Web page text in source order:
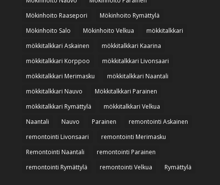
Mökinhoito Raasepori
Mökinhoito Rymättylä
Mökinhoito Salo
Mökinhoito Velkua
mökkitalkkari
mökkitalkkari Askainen
mökkitalkkari Kaarina
mökkitalkkari Korppoo
mökkitalkkari Livonsaari
mökkitalkkari Merimasku
mökkitalkkari Naantali
mökkitalkkari Nauvo
Mökkitalkkari Parainen
mökkitalkkari Rymättylä
mökkitalkkari Velkua
Naantali
Nauvo Parainen
remontointi Askainen
remontointi Livonsaari
remontointi Merimasku
Remontointi Naantali
remontointi Parainen
remontointi Rymättylä
remontointi Velkua Rymättylä